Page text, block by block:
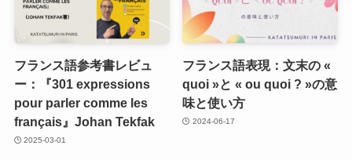
フランス語参考書レビュ
ー：『301 expressions
pour parler comme les
français』Johan Tekfak
2025-03-01
フランス語表現：文末の «
quoi »と « ou quoi ? »の意
味と使い方
2024-06-17